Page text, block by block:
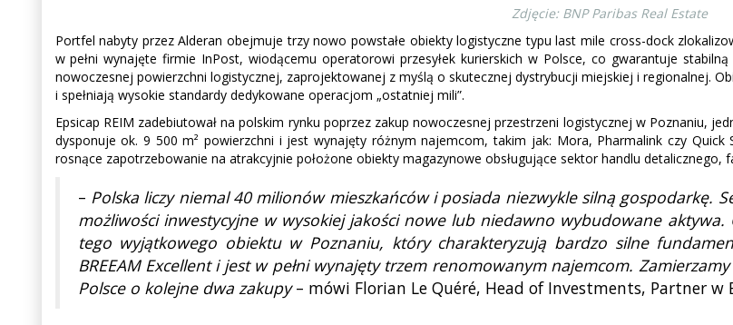
Zdjęcie: BNP Paribas Real Estate
Portfel nabyty przez Alderan obejmuje trzy nowo powstałe obiekty logistyczne typu last mile cross-dock
w pełni wynajęte firmie InPost, wiodącemu operatorowi przesyłek kurierskich w Polsce, co gwarantuje
nowoczesnej powierzchni logistycznej, zaprojektowanej z myślą o skutecznej dystrybucji miejskiej i regionalnej.
i spełniają wysokie standardy dedykowane operacjom „ostatniej mili”.
Epsicap REIM zadebiutował na polskim rynku poprzez zakup nowoczesnej przestrzeni logistycznej w Poznaniu,
dysponuje ok. 9 500 m² powierzchni i jest wynajęty różnym najemcom, takim jak: Mora, Pharmalink czy
rosnące zapotrzebowanie na atrakcyjnie położone obiekty magazynowe obsługujące sektor handlu detalicznego,
– Polska liczy niemal 40 milionów mieszkańców i posiada niezwykle silną gospodarkę.
możliwości inwestycyjne w wysokiej jakości nowe lub niedawno wybudowane aktywa.
tego wyjątkowego obiektu w Poznaniu, który charakteryzują bardzo silne
BREEAM Excellent i jest w pełni wynajęty trzem renomowanym najemcom.
Polsce o kolejne dwa zakupy– mówi Florian Le Quéré, Head of Investments, Partner w